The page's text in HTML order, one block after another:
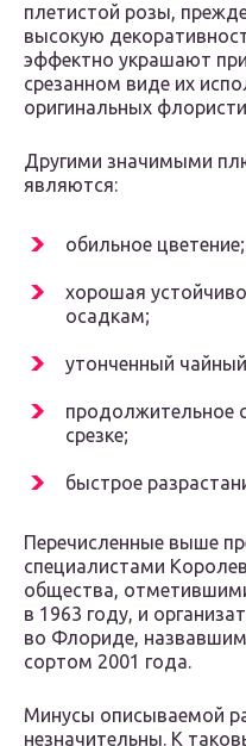
плетистой розы,
высокую
эффектно украшают
срезанном виде их
оригинальных
Другими значимыми
являются:
обильное цветение;
хорошая
осадкам;
утонченный
продолжительное
срезке;
быстрое
Перечисленные выше
специалистами
общества,
в 1963 году, и
во Флориде,
сортом 2001 года.
Минусы описываемой
незначительны. К